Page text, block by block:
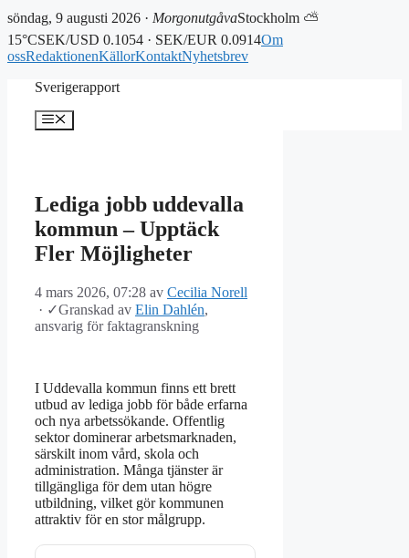
söndag, 9 augusti 2026 · MorgonutgåvaStockholm ⛅
15°CSEK/USD 0.1054 · SEK/EUR 0.0914Om
ossRedaktionenKällorKontaktNyhetsbrev
Sverigerapport
Meny
Lediga jobb uddevalla
kommun – Upptäck
Fler Möjligheter
4 mars 2026, 07:28 av Cecilia Norell
· ✓Granskad av Elin Dahlén,
ansvarig för faktagranskning
I Uddevalla kommun finns ett brett
utbud av lediga jobb för både erfarna
och nya arbetssökande. Offentlig
sektor dominerar arbetsmarknaden,
särskilt inom vård, skola och
administration. Många tjänster är
tillgängliga för dem utan högre
utbildning, vilket gör kommunen
attraktiv för en stor målgrupp.